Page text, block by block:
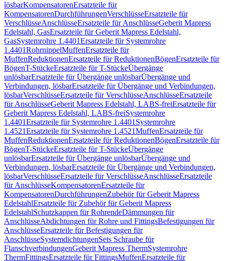
lösbarKompensatorenErsatzteile für
KompensatorenDurchführungenVerschlüsseErsatzteile für
VerschlüsseAnschlüsseErsatzteile für AnschlüsseGeberit Mapress
Edelstahl, GasErsatzteile für Geberit Mapress Edelstahl,
GasSystemrohre 1.4401Ersatzteile für Systemrohre
1.4401RohrnippelMuffenErsatzteile für
MuffenReduktionenErsatzteile für ReduktionenBögenErsatzteile für
BögenT-StückeErsatzteile für T-StückeÜbergänge
unlösbarErsatzteile für Übergänge unlösbarÜbergänge und
Verbindungen, lösbarErsatzteile für Übergänge und Verbindungen,
lösbarVerschlüsseErsatzteile für VerschlüsseAnschlüsseErsatzteile
für AnschlüsseGeberit Mapress Edelstahl, LABS-freiErsatzteile für
Geberit Mapress Edelstahl, LABS-freiSystemrohre
1.4401Ersatzteile für Systemrohre 1.4401 Systemrohre
1.4521Ersatzteile für Systemrohre 1.4521MuffenErsatzteile für
MuffenReduktionenErsatzteile für ReduktionenBögenErsatzteile für
BögenT-StückeErsatzteile für T-StückeÜbergänge
unlösbarErsatzteile für Übergänge unlösbarÜbergänge und
Verbindungen, lösbarErsatzteile für Übergänge und Verbindungen,
lösbarVerschlüsseErsatzteile für VerschlüsseAnschlüsseErsatzteile
für AnschlüsseKompensatorenErsatzteile für
KompensatorenDurchführungenZubehör für Geberit Mapress
EdelstahlErsatzteile für Zubehör für Geberit Mapress
EdelstahlSchutzkappen für RohrendeDämmungen für
AnschlüsseAbdichtungen für Rohre und FittingsBefestigungen für
AnschlüsseErsatzteile für Befestigungen für
AnschlüsseSystemdichtungenSets Schraube für
FlanschverbindungenGeberit Mapress ThermSystemrohre
ThermFittingsErsatzteile für FittingsMuffenErsatzteile für